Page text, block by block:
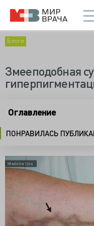
Блоги
Змееподобная
Оглавление
ПОНРАВИЛАСЬ